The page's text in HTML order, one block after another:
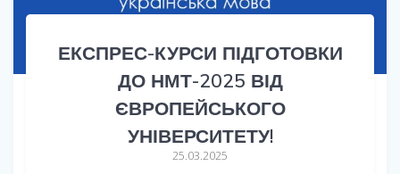
ЕКСПРЕС-КУРСИ ПІДГОТОВКИ
ДО НМТ-2025 ВІД
ЄВРОПЕЙСЬКОГО
УНІВЕРСИТЕТУ!
25.03.2025